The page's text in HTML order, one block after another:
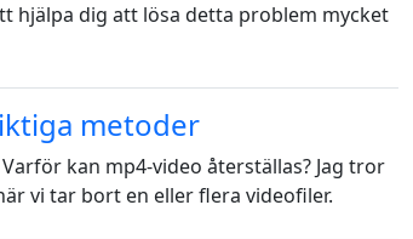
hjälpa dig att lösa detta problem mycket
metoder
kan mp4-video återställas? Jag tror
vi tar bort en eller flera videofiler.